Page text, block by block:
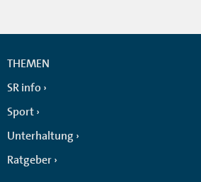
THEMEN
SR info
Sport
Unterhaltung
Ratgeber